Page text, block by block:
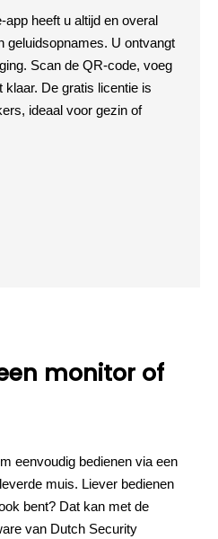
heeft u altijd en overal
geluidsopnames. U ontvangt
Scan de QR-code, voeg
De gratis licentie is
ideaal voor gezin of
monitor of
eenvoudig bedienen via een
muis. Liever bedienen
bent? Dat kan met de
van Dutch Security